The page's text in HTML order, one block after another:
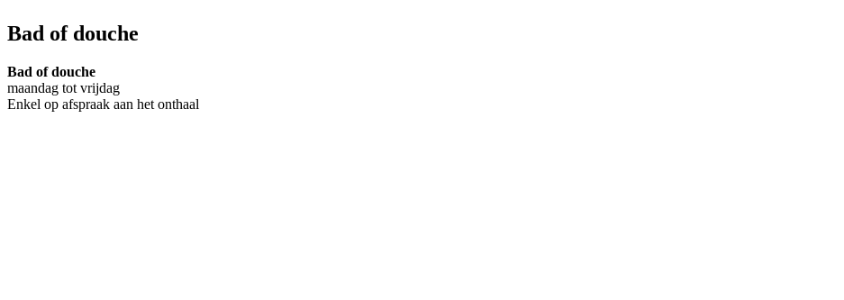
Bad of douche
Bad of douche
maandag tot vrijdag
Enkel op afspraak aan het onthaal